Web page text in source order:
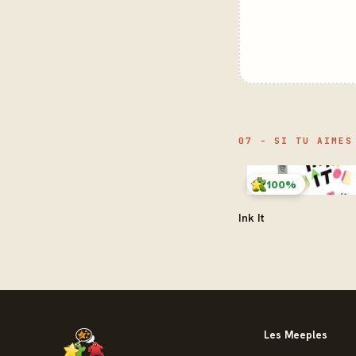
07 - SI TU AIMES
100%
Ink It
Les Meeples